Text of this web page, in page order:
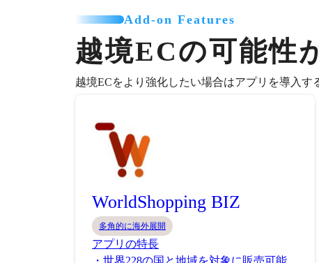
Add-on Features
越境ECの可能性
越境ECをより強化したい場合はアプリを導入す
WorldShopping BIZ
多角的に海外展開
アプリの特長
・世界228の国と地域を対象に販売可能